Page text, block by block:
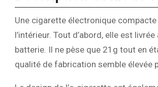
Une cigarette électronique
l’intérieur. Tout d’abord, elle est
batterie. Il ne pèse que 21g tout en
qualité de fabrication semble élevée